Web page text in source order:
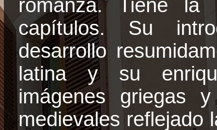
romanza. Tiene la
capítulos. Su
desarrollo
latina y su
imágenes griegas
medievales reflejado